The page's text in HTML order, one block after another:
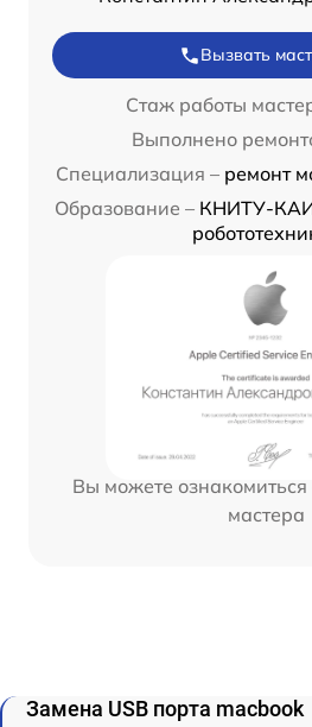
Вызвать
Стаж работы
Выполнено
Специализация – ремонт
Образование – КНИТУ-
Вы можете
мастера
Замена USB порта macbook